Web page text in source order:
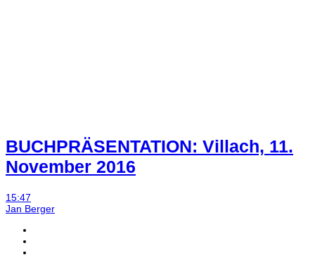
BUCHPRÄSENTATION: Villach, 11.
November 2016
15:47
Jan Berger